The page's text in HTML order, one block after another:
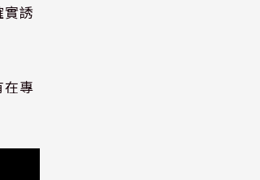
實誘
在專